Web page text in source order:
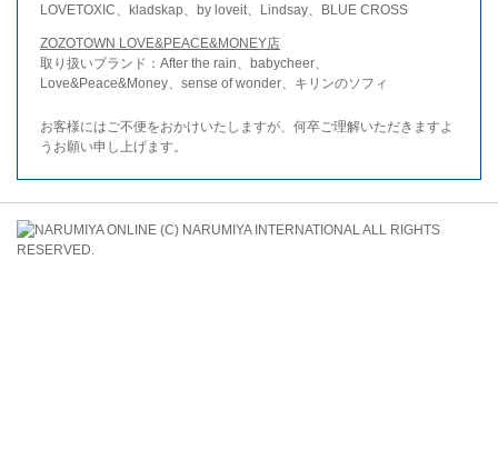
LOVETOXIC、kladskap、by loveit、Lindsay、BLUE CROSS
ZOZOTOWN LOVE&PEACE&MONEY店
取り扱いブランド：After the rain、babycheer、
Love&Peace&Money、sense of wonder、キリンのソフィ
お客様にはご不便をおかけいたしますが、何卒ご理解いただきますよ
うお願い申し上げます。